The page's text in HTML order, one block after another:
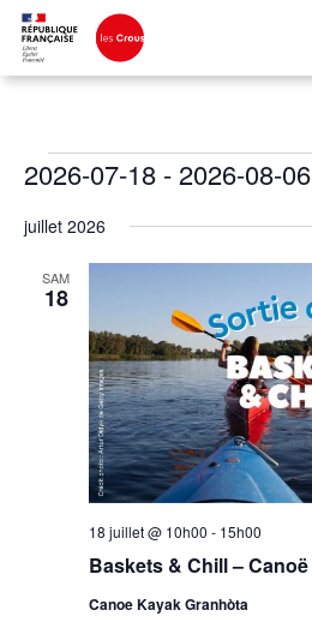
Évènements
2026-07-18 - 2026-08-06
date.
juillet 2026
SAM
18
Baskets & Chill – Canoë
18 juillet @ 10h00 - 15h00
Canoe Kayak Granhòta